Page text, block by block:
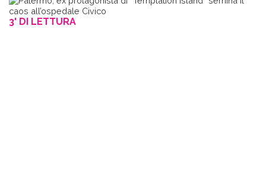
3' DI LETTURA